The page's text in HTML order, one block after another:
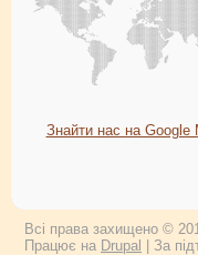
Знайти нас на Google
Всі права захищено ©
Працює на Drupal | За